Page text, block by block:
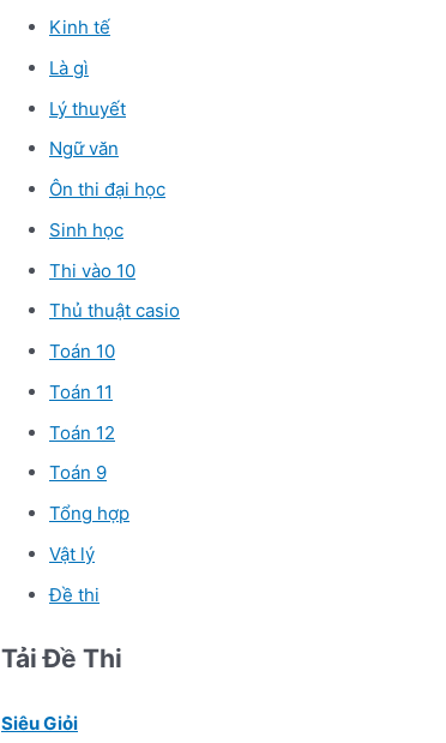
Kinh tế
Là gì
Lý thuyết
Ngữ văn
Ôn thi đại học
Sinh học
Thi vào 10
Thủ thuật casio
Toán 10
Toán 11
Toán 12
Toán 9
Tổng hợp
Vật lý
Đề thi
Tải Đề Thi
Siêu Giỏi